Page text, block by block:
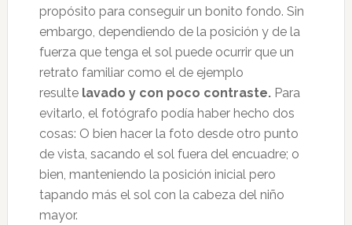
propósito para conseguir un bonito fondo. Sin
embargo, dependiendo de la posición y de la
fuerza que tenga el sol puede ocurrir que un
retrato familiar como el de ejemplo
resulte lavado y con poco contraste. Para
evitarlo, el fotógrafo podía haber hecho dos
cosas: O bien hacer la foto desde otro punto
de vista, sacando el sol fuera del encuadre; o
bien, manteniendo la posición inicial pero
tapando más el sol con la cabeza del niño
mayor.